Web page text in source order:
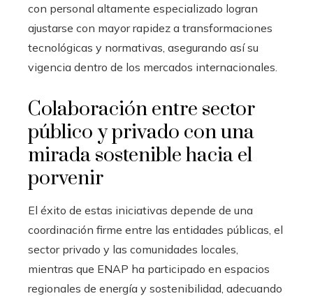
con personal altamente especializado logran
ajustarse con mayor rapidez a transformaciones
tecnológicas y normativas, asegurando así su
vigencia dentro de los mercados internacionales.
Colaboración entre sector
público y privado con una
mirada sostenible hacia el
porvenir
El éxito de estas iniciativas depende de una
coordinación firme entre las entidades públicas, el
sector privado y las comunidades locales,
mientras que ENAP ha participado en espacios
regionales de energía y sostenibilidad, adecuando